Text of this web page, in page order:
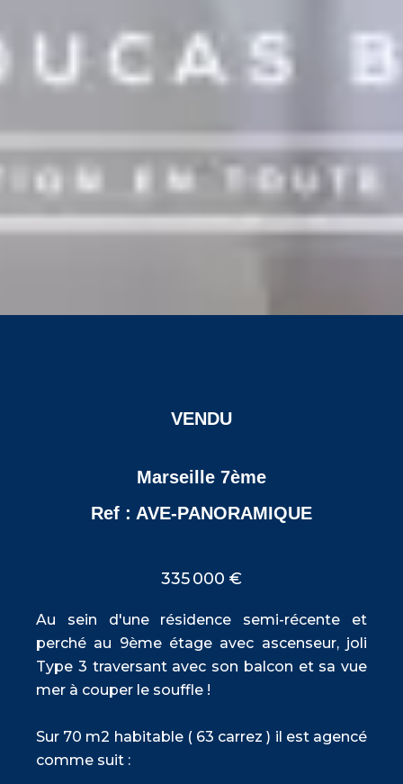
VENDU
Marseille 7ème
Ref : AVE-PANORAMIQUE
335 000 €
Au sein d'une résidence semi-récente et
perché au 9ème étage avec ascenseur, joli
Type 3 traversant avec son balcon et sa vue
mer à couper le souffle !
Sur 70 m2 habitable ( 63 carrez ) il est agencé
comme suit :